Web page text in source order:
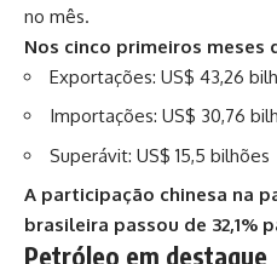
no mês.
Nos cinco primeiros meses
Exportações: US$ 43,26
Importações: US$ 30,76
Superávit: US$ 15,5 bilhões
A participação chinesa na
brasileira passou de 32,1%
Petróleo em destaque